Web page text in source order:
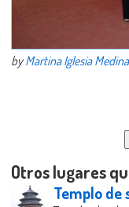
byMartina Iglesia Medina
Otros lugares
Templo de